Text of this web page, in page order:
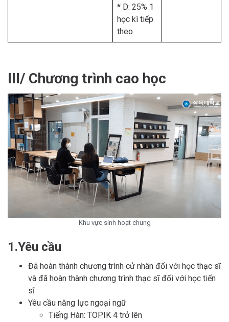
* D: 25% 1
học kì tiếp
theo
III/ Chương trình cao học
Khu vực sinh hoạt chung
1.Yêu cầu
Đã hoàn thành chương trình cử nhân đối với học thạc sĩ
và đã hoàn thành chương trình thạc sĩ đối với học tiến
sĩ
Yêu cầu năng lực ngoại ngữ
Tiếng Hàn: TOPIK 4 trở lên